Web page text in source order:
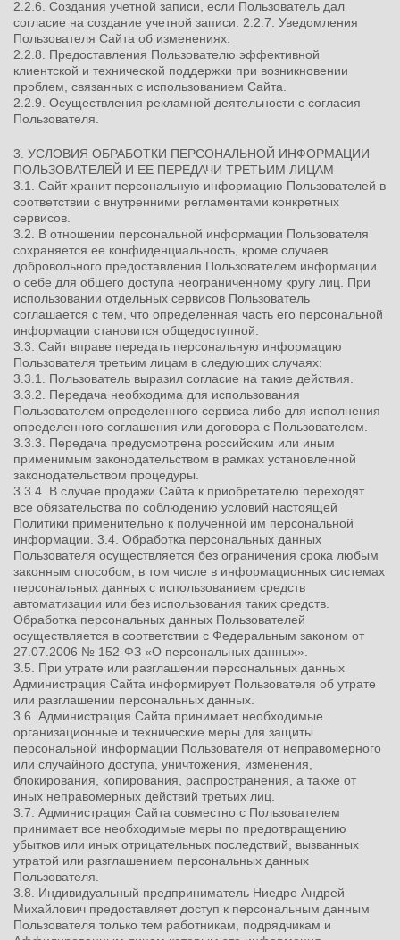
2.2.6. Создания учетной записи, если Пользователь дал
согласие на создание учетной записи. 2.2.7. Уведомления
Пользователя Сайта об изменениях.
2.2.8. Предоставления Пользователю эффективной
клиентской и технической поддержки при возникновении
проблем, связанных с использованием Сайта.
2.2.9. Осуществления рекламной деятельности с согласия
Пользователя.
3. УСЛОВИЯ ОБРАБОТКИ ПЕРСОНАЛЬНОЙ ИНФОРМАЦИИ
ПОЛЬЗОВАТЕЛЕЙ И ЕЕ ПЕРЕДАЧИ ТРЕТЬИМ ЛИЦАМ
3.1. Сайт хранит персональную информацию Пользователей в
соответствии с внутренними регламентами конкретных
сервисов.
3.2. В отношении персональной информации Пользователя
сохраняется ее конфиденциальность, кроме случаев
добровольного предоставления Пользователем информации
о себе для общего доступа неограниченному кругу лиц. При
использовании отдельных сервисов Пользователь
соглашается с тем, что определенная часть его персональной
информации становится общедоступной.
3.3. Сайт вправе передать персональную информацию
Пользователя третьим лицам в следующих случаях:
3.3.1. Пользователь выразил согласие на такие действия.
3.3.2. Передача необходима для использования
Пользователем определенного сервиса либо для исполнения
определенного соглашения или договора с Пользователем.
3.3.3. Передача предусмотрена российским или иным
применимым законодательством в рамках установленной
законодательством процедуры.
3.3.4. В случае продажи Сайта к приобретателю переходят
все обязательства по соблюдению условий настоящей
Политики применительно к полученной им персональной
информации. 3.4. Обработка персональных данных
Пользователя осуществляется без ограничения срока любым
законным способом, в том числе в информационных системах
персональных данных с использованием средств
автоматизации или без использования таких средств.
Обработка персональных данных Пользователей
осуществляется в соответствии с Федеральным законом от
27.07.2006 № 152-ФЗ «О персональных данных».
3.5. При утрате или разглашении персональных данных
Администрация Сайта информирует Пользователя об утрате
или разглашении персональных данных.
3.6. Администрация Сайта принимает необходимые
организационные и технические меры для защиты
персональной информации Пользователя от неправомерного
или случайного доступа, уничтожения, изменения,
блокирования, копирования, распространения, а также от
иных неправомерных действий третьих лиц.
3.7. Администрация Сайта совместно с Пользователем
принимает все необходимые меры по предотвращению
убытков или иных отрицательных последствий, вызванных
утратой или разглашением персональных данных
Пользователя.
3.8. Индивидуальный предприниматель Ниедре Андрей
Михайлович предоставляет доступ к персональным данным
Пользователя только тем работникам, подрядчикам и